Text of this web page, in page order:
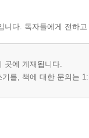
니다. 독자들에게 전하
곳에 게재됩니다.
를, 책에 대한 문의는